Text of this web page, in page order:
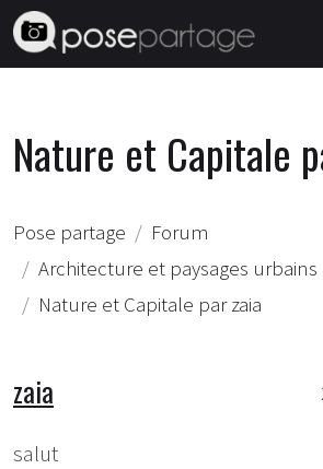
Nature et Capitale
Pose partage
Forum
Architecture et paysages urbains
Nature et Capitale par zaia
zaia
salut